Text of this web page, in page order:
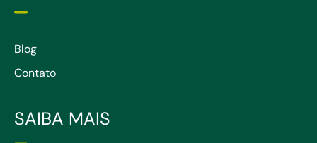
Blog
Contato
SAIBA MAIS